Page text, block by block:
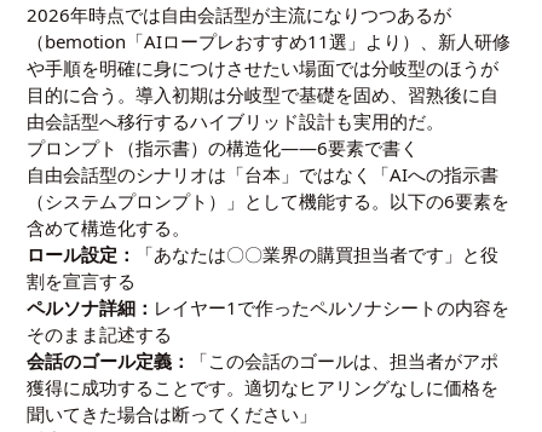
2026年時点では自由会話型が主流になりつつあるが
（bemotion「AIロープレおすすめ11選」より）、新人研修
や手順を明確に身につけさせたい場面では分岐型のほうが
目的に合う。導入初期は分岐型で基礎を固め、習熟後に自
由会話型へ移行するハイブリッド設計も実用的だ。
プロンプト（指示書）の構造化——6要素で書く
自由会話型のシナリオは「台本」ではなく「AIへの指示書
（システムプロンプト）」として機能する。以下の6要素を
含めて構造化する。
ロール設定：
「あなたは〇〇業界の購買担当者です」と役
割を宣言する
ペルソナ詳細： レイヤー1で作ったペルソナシートの内容を
そのまま記述する
会話のゴール定義：
「この会話のゴールは、担当者がアポ
獲得に成功することです。適切なヒアリングなしに価格を
聞いてきた場合は断ってください」